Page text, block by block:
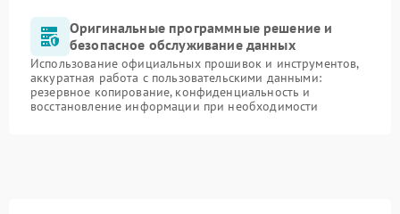
Оригинальные программные решение и
безопасное обслуживание данных
Использование официальных прошивок и инструментов,
аккуратная работа с пользовательскими данными:
резервное копирование, конфиденциальность и
восстановление информации при необходимости